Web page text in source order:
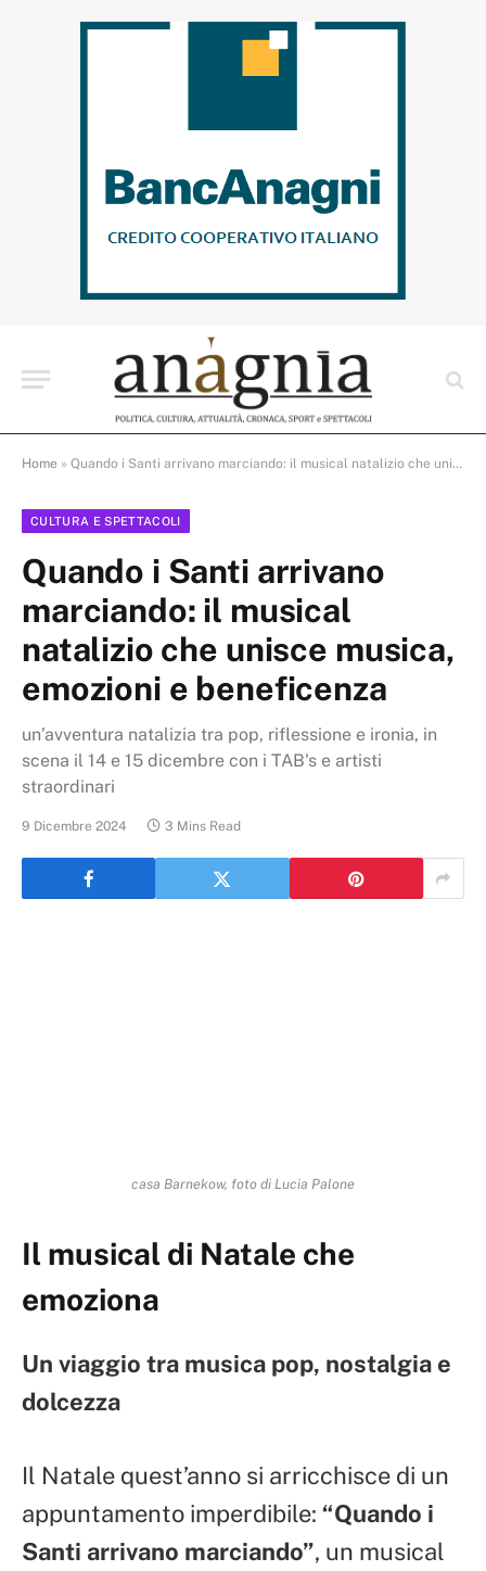
Home » Quando i Santi arrivano marciando: il musical natalizio che unisce musica, emozioni e beneficenza
CULTURA E SPETTACOLI
Quando i Santi arrivano
marciando: il musical
natalizio che unisce musica,
emozioni e beneficenza
un’avventura natalizia tra pop, riflessione e ironia, in
scena il 14 e 15 dicembre con i TAB's e artisti
straordinari
9 Dicembre 2024 3 Mins Read
casa Barnekow, foto di Lucia Palone
Il musical di Natale che
emoziona
Un viaggio tra musica pop, nostalgia e
dolcezza
Il Natale quest’anno si arricchisce di un
appuntamento imperdibile: “Quando i
Santi arrivano marciando”, un musical